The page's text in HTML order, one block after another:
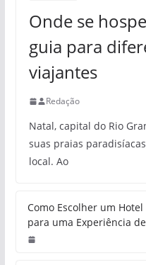
Onde se
guia para
viajantes
Redação
Natal, capital do Rio
suas praias
local. Ao
Como Escolher um
para uma Experiência